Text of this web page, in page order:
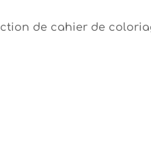
de cahier de